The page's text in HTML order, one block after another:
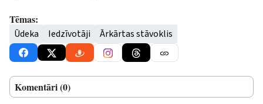
Tēmas:
Ūdeka Iedzīvotāji Ārkārtas stāvoklis
Komentāri (0)